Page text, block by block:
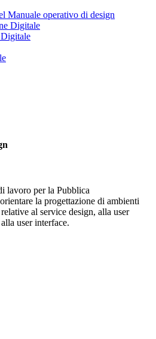
Manuale operativo di design
lavoro per la Pubblica
la progettazione di ambienti
al service design, alla user
user interface.